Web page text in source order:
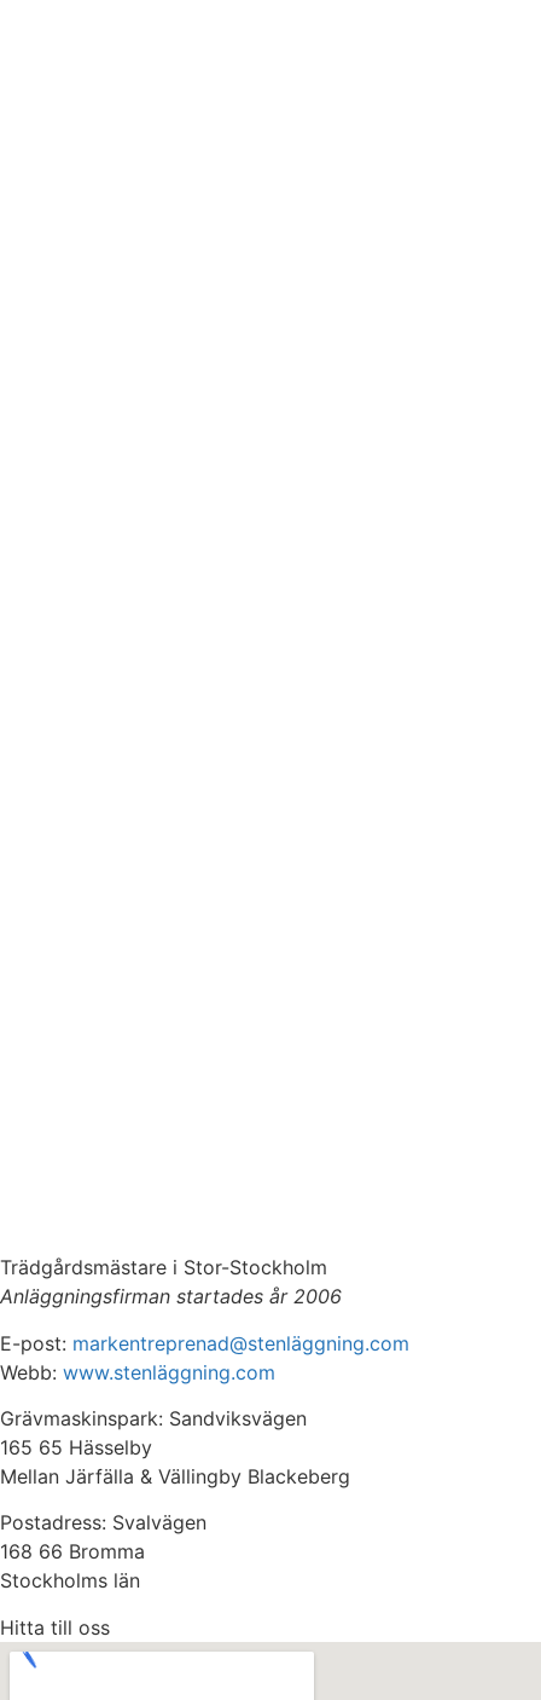
Trädgårdsmästare i Stor-Stockholm
Anläggningsfirman startades år 2006
E-post: markentreprenad@stenläggning.com
Webb: www.stenläggning.com
Grävmaskinspark: Sandviksvägen
165 65 Hässelby
Mellan Järfälla & Vällingby Blackeberg
Postadress: Svalvägen
168 66 Bromma
Stockholms län
Hitta till oss